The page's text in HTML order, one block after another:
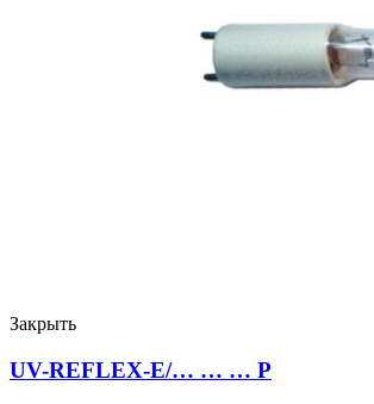
Закрыть
UV-REFLEX-E/… … … P